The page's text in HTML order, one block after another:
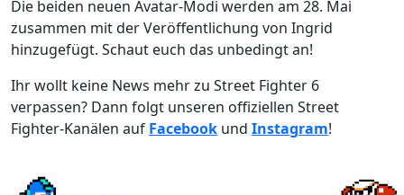
Die beiden neuen Avatar-Modi werden am 28. Mai
zusammen mit der Veröffentlichung von Ingrid
hinzugefügt. Schaut euch das unbedingt an!
Ihr wollt keine News mehr zu Street Fighter 6
verpassen? Dann folgt unseren offiziellen Street
Fighter-Kanälen auf Facebook und Instagram!